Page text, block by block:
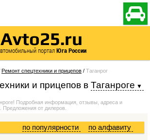

Avto25.ru
порталЮга России
Ремонт спецтехники и прицепов / Таганрог
и прицепов в Таганроге
Подробная информация, отзывы, адреса и
от дилеров.
по алфавиту
по популярности